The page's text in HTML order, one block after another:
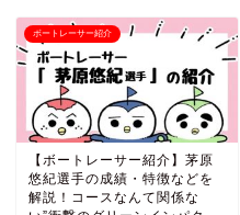
ボートレーサー紹介
【ボートレーサー紹介】茅原
悠紀選手の成績・特徴などを
解説！コースなんて関係な